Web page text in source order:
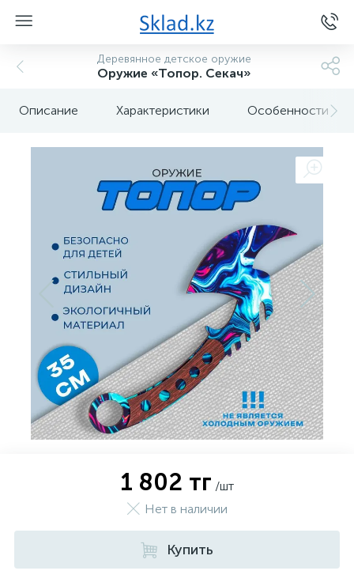
Деревянное детское оружие
Оружие «Топор. Секач»
Описание Характеристики Особенности
1 802 тг /шт
Нет в наличии
Купить